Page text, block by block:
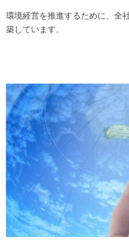
環境経営を推進するために、全
築しています。